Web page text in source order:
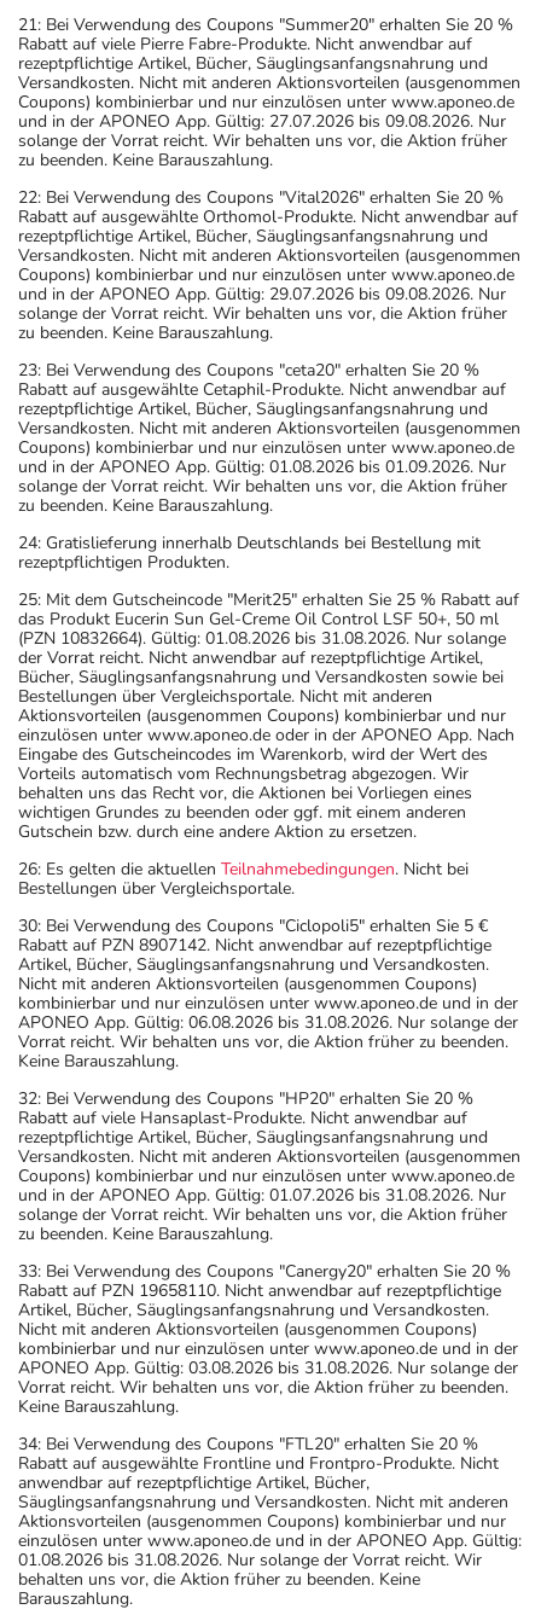
21: Bei Verwendung des Coupons "Summer20" erhalten Sie 20 %
Rabatt auf viele Pierre Fabre-Produkte. Nicht anwendbar auf
rezeptpflichtige Artikel, Bücher, Säuglingsanfangsnahrung und
Versandkosten. Nicht mit anderen Aktionsvorteilen (ausgenommen
Coupons) kombinierbar und nur einzulösen unter www.aponeo.de
und in der APONEO App. Gültig: 27.07.2026 bis 09.08.2026. Nur
solange der Vorrat reicht. Wir behalten uns vor, die Aktion früher
zu beenden. Keine Barauszahlung.
22: Bei Verwendung des Coupons "Vital2026" erhalten Sie 20 %
Rabatt auf ausgewählte Orthomol-Produkte. Nicht anwendbar auf
rezeptpflichtige Artikel, Bücher, Säuglingsanfangsnahrung und
Versandkosten. Nicht mit anderen Aktionsvorteilen (ausgenommen
Coupons) kombinierbar und nur einzulösen unter www.aponeo.de
und in der APONEO App. Gültig: 29.07.2026 bis 09.08.2026. Nur
solange der Vorrat reicht. Wir behalten uns vor, die Aktion früher
zu beenden. Keine Barauszahlung.
23: Bei Verwendung des Coupons "ceta20" erhalten Sie 20 %
Rabatt auf ausgewählte Cetaphil-Produkte. Nicht anwendbar auf
rezeptpflichtige Artikel, Bücher, Säuglingsanfangsnahrung und
Versandkosten. Nicht mit anderen Aktionsvorteilen (ausgenommen
Coupons) kombinierbar und nur einzulösen unter www.aponeo.de
und in der APONEO App. Gültig: 01.08.2026 bis 01.09.2026. Nur
solange der Vorrat reicht. Wir behalten uns vor, die Aktion früher
zu beenden. Keine Barauszahlung.
24: Gratislieferung innerhalb Deutschlands bei Bestellung mit
rezeptpflichtigen Produkten.
25: Mit dem Gutscheincode "Merit25" erhalten Sie 25 % Rabatt auf
das Produkt Eucerin Sun Gel-Creme Oil Control LSF 50+, 50 ml
(PZN 10832664). Gültig: 01.08.2026 bis 31.08.2026. Nur solange
der Vorrat reicht. Nicht anwendbar auf rezeptpflichtige Artikel,
Bücher, Säuglingsanfangsnahrung und Versandkosten sowie bei
Bestellungen über Vergleichsportale. Nicht mit anderen
Aktionsvorteilen (ausgenommen Coupons) kombinierbar und nur
einzulösen unter www.aponeo.de oder in der APONEO App. Nach
Eingabe des Gutscheincodes im Warenkorb, wird der Wert des
Vorteils automatisch vom Rechnungsbetrag abgezogen. Wir
behalten uns das Recht vor, die Aktionen bei Vorliegen eines
wichtigen Grundes zu beenden oder ggf. mit einem anderen
Gutschein bzw. durch eine andere Aktion zu ersetzen.
26: Es gelten die aktuellen Teilnahmebedingungen. Nicht bei
Bestellungen über Vergleichsportale.
30: Bei Verwendung des Coupons "Ciclopoli5" erhalten Sie 5 €
Rabatt auf PZN 8907142. Nicht anwendbar auf rezeptpflichtige
Artikel, Bücher, Säuglingsanfangsnahrung und Versandkosten.
Nicht mit anderen Aktionsvorteilen (ausgenommen Coupons)
kombinierbar und nur einzulösen unter www.aponeo.de und in der
APONEO App. Gültig: 06.08.2026 bis 31.08.2026. Nur solange der
Vorrat reicht. Wir behalten uns vor, die Aktion früher zu beenden.
Keine Barauszahlung.
32: Bei Verwendung des Coupons "HP20" erhalten Sie 20 %
Rabatt auf viele Hansaplast-Produkte. Nicht anwendbar auf
rezeptpflichtige Artikel, Bücher, Säuglingsanfangsnahrung und
Versandkosten. Nicht mit anderen Aktionsvorteilen (ausgenommen
Coupons) kombinierbar und nur einzulösen unter www.aponeo.de
und in der APONEO App. Gültig: 01.07.2026 bis 31.08.2026. Nur
solange der Vorrat reicht. Wir behalten uns vor, die Aktion früher
zu beenden. Keine Barauszahlung.
33: Bei Verwendung des Coupons "Canergy20" erhalten Sie 20 %
Rabatt auf PZN 19658110. Nicht anwendbar auf rezeptpflichtige
Artikel, Bücher, Säuglingsanfangsnahrung und Versandkosten.
Nicht mit anderen Aktionsvorteilen (ausgenommen Coupons)
kombinierbar und nur einzulösen unter www.aponeo.de und in der
APONEO App. Gültig: 03.08.2026 bis 31.08.2026. Nur solange der
Vorrat reicht. Wir behalten uns vor, die Aktion früher zu beenden.
Keine Barauszahlung.
34: Bei Verwendung des Coupons "FTL20" erhalten Sie 20 %
Rabatt auf ausgewählte Frontline und Frontpro-Produkte. Nicht
anwendbar auf rezeptpflichtige Artikel, Bücher,
Säuglingsanfangsnahrung und Versandkosten. Nicht mit anderen
Aktionsvorteilen (ausgenommen Coupons) kombinierbar und nur
einzulösen unter www.aponeo.de und in der APONEO App. Gültig:
01.08.2026 bis 31.08.2026. Nur solange der Vorrat reicht. Wir
behalten uns vor, die Aktion früher zu beenden. Keine
Barauszahlung.